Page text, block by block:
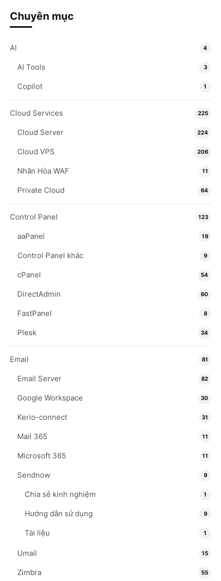
Chuyên mục
AI 4
AI Tools 3
Copilot 1
Cloud Services 225
Cloud Server 224
Cloud VPS 206
Nhân Hòa WAF 11
Private Cloud 64
Control Panel 123
aaPanel 19
Control Panel khác 9
cPanel 54
DirectAdmin 60
FastPanel 8
Plesk 34
Email 81
Email Server 82
Google Workspace 30
Kerio-connect 31
Mail 365 11
Microsoft 365 11
Sendnow 9
Chia sẻ kinh nghiệm 1
Hướng dẫn sử dụng 9
Tài liệu 1
Umail 15
Zimbra 55